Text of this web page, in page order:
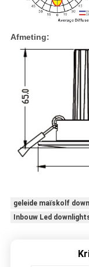
Afmeting:
geleide maïskolf
Inbouw Led